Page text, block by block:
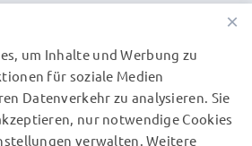
CELLONIC bietet eine
sichere Stromversorgung zu
×
um Inhalte und Werbung zu
für soziale Medien
Datenverkehr zu analysieren. Sie
nur notwendige Cookies
verwalten. Weitere